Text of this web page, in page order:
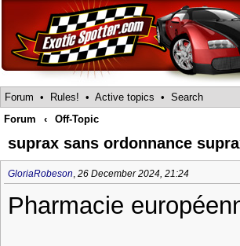
Forum • Rules! • Active topics • Search
Forum
‹ Off-Topic
suprax sans ordonnance
GloriaRobeson, 26 December 2024, 21:24
Pharmacie